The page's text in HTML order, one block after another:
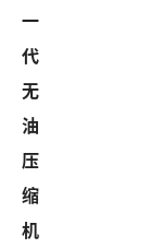
一
代
无
油
压
缩
机